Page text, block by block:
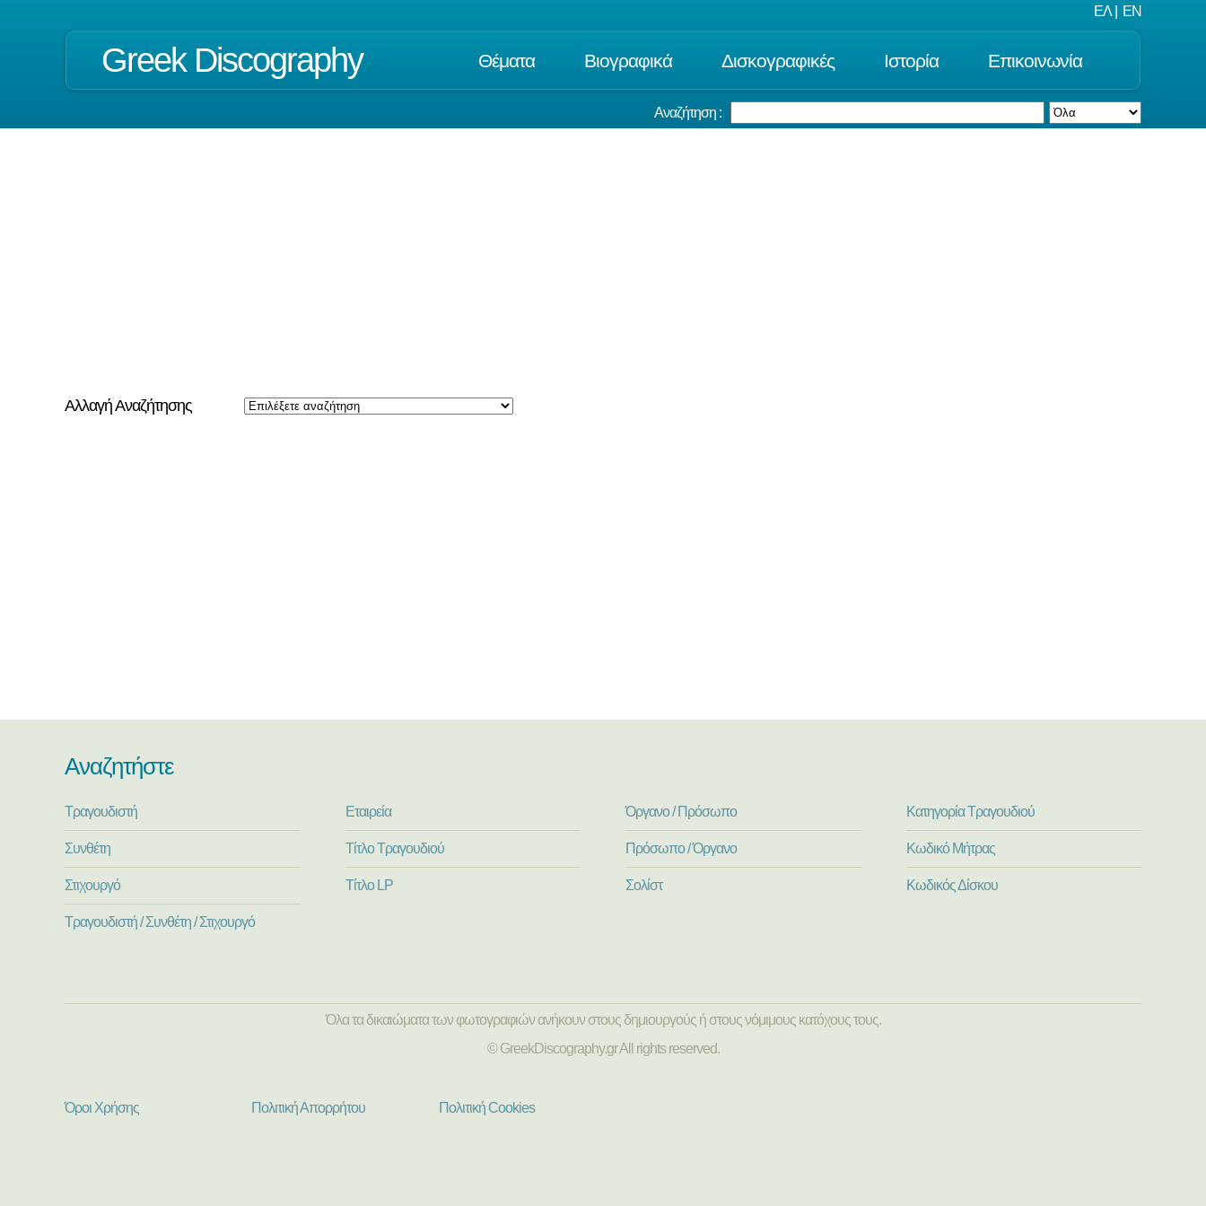
ΕΛ EN
Greek Discography Θέματα Βιογραφικά Δισκογραφικές Ιστορία Επικοινωνία
Αναζήτηση :
Αλλαγή Αναζήτησης
Αναζητήστε
Τραγουδιστή
Συνθέτη
Στιχουργό
Τραγουδιστή / Συνθέτη / Στιχουργό
Εταιρεία
Τίτλο Τραγουδιού
Τίτλο LP
Όργανο / Πρόσωπο
Πρόσωπο / Όργανο
Σολίστ
Κατηγορία Τραγουδιού
Κωδικό Μήτρας
Κωδικός Δίσκου
Όλα τα δικαιώματα των φωτογραφιών ανήκουν στους δημιουργούς ή στους νόμιμους κατόχους τους.
© GreekDiscography.gr All rights reserved.
Όροι Χρήσης Πολιτική Απορρήτου Πολιτική Cookies